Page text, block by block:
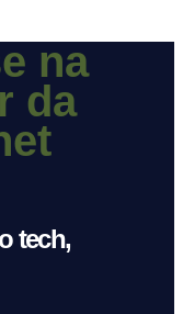
um ransomware,
na
da
tech,